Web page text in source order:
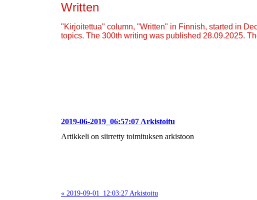
Written
"Kirjoitettua" column, "Written" in Finnish, started in
topics. The 300th writing was published 28.09.2025.
2019-06-2019_06:57:07 Arkistoitu
Artikkeli on siirretty toimituksen arkistoon
« 2019-09-01_12:03:27 Arkistoitu